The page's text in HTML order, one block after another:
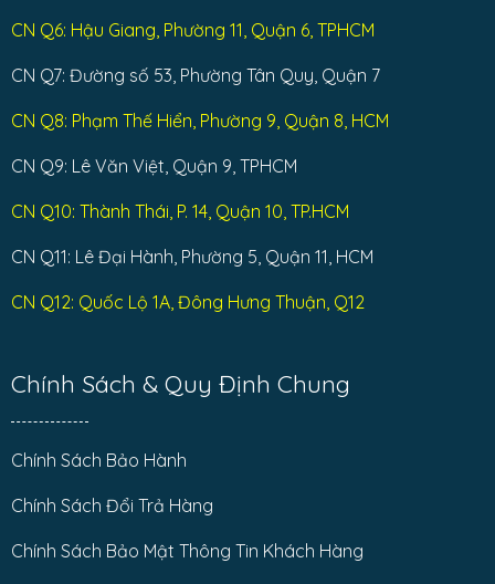
CN Q6: Hậu Giang, Phường 11, Quận 6, TPHCM
CN Q7: Đường số 53, Phường Tân Quy, Quận 7
CN Q8: Phạm Thế Hiển, Phường 9, Quận 8, HCM
CN Q9: Lê Văn Việt, Quận 9, TPHCM
CN Q10: Thành Thái, P. 14, Quận 10, TP.HCM
CN Q11: Lê Đại Hành, Phường 5, Quận 11, HCM
CN Q12: Quốc Lộ 1A, Đông Hưng Thuận, Q12
Chính Sách & Quy Định Chung
Chính Sách Bảo Hành
Chính Sách Đổi Trả Hàng
Chính Sách Bảo Mật Thông Tin Khách Hàng